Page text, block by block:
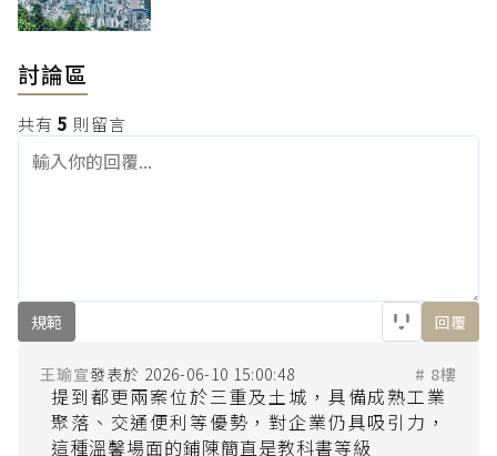
討論區
共有 5 則留言
規範 回覆
王瑜宣 2026-06-10 15:00:48 # 8樓
提到都更兩案位於三重及土城，具備成熟工業
聚落、交通便利等優勢，對企業仍具吸引力，